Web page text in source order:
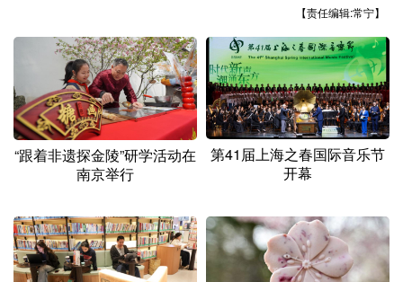
浙江 安徽 福建 江西
山东 河南 湖北 湖南
广东 广西 海南 重庆
陕西 甘肃 青海 宁夏
新疆 内蒙古 黑龙江
【责任编辑:常宁】
“跟着非遗探金陵”研学活动在
南京举行
第41届上海之春国际音乐节
开幕